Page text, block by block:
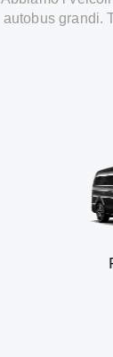
autobus grandi.
Furgone -